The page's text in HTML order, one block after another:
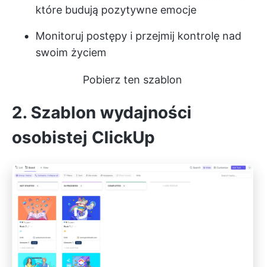
które budują pozytywne emocje
Monitoruj postępy i przejmij kontrolę nad
swoim życiem
Pobierz ten szablon
2. Szablon wydajności
osobistej ClickUp